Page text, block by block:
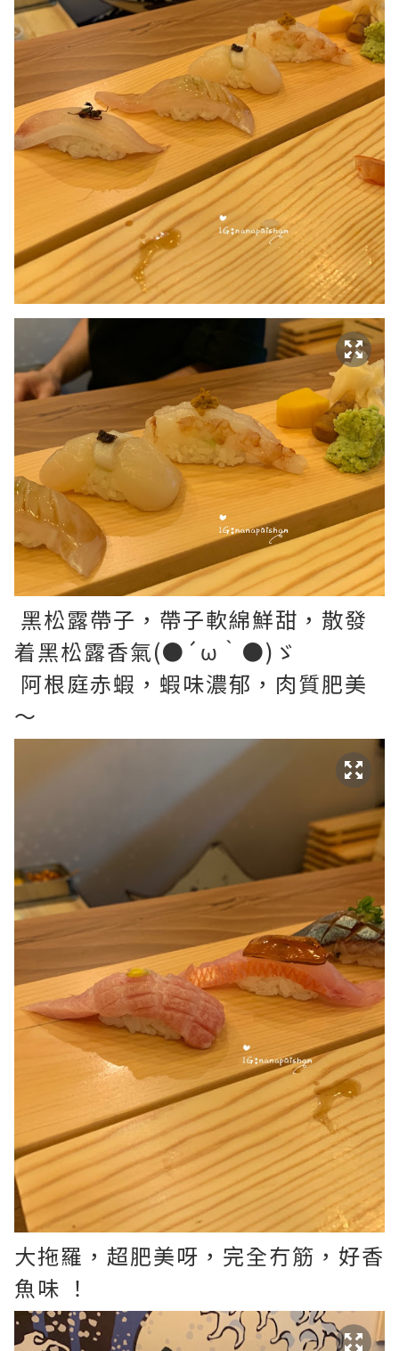
黑松露帶子，帶子軟綿鮮甜，散發
着黑松露香氣(●´ω｀●)ゞ
阿根庭赤蝦，蝦味濃郁，肉質肥美
～
大拖羅，超肥美呀，完全冇筋，好香
魚味 ！